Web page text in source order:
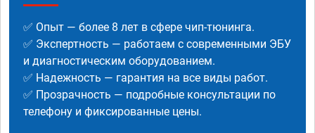
✅ Опыт — более 8 лет в сфере чип-тюнинга.
✅ Экспертность — работаем с современными ЭБУ
и диагностическим оборудованием.
✅ Надежность — гарантия на все виды работ.
✅ Прозрачность — подробные консультации по
телефону и фиксированные цены.